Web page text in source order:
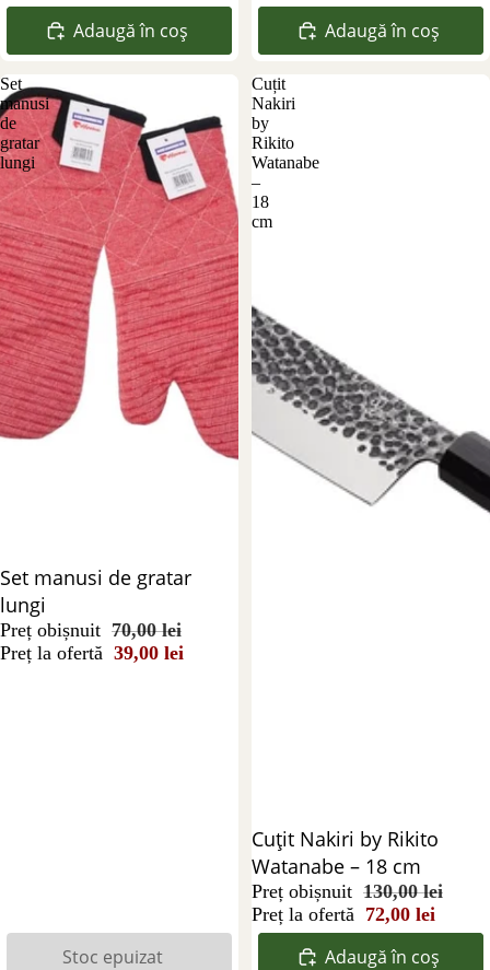
Adaugă în coș Adaugă în coș
Set
manusi
de
gratar
lungi
Stoc epuizat
Set manusi de gratar
lungi
Preț obișnuit 70,00 lei
Preț la ofertă 39,00 lei
Stoc epuizat
Cuțit
Nakiri
by
Rikito
Watanabe
–
18
cm
Reducere 45%
Cuțit Nakiri by Rikito
Watanabe – 18 cm
Preț obișnuit 130,00 lei
Preț la ofertă 72,00 lei
Adaugă în coș